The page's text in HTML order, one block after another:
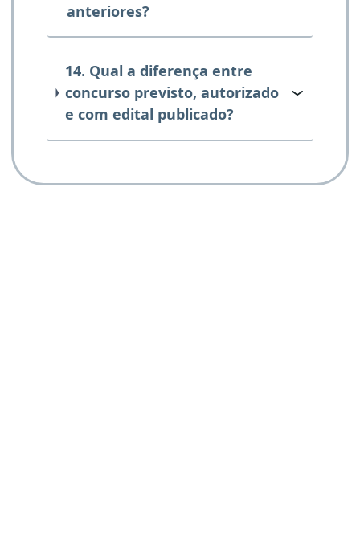
anteriores?
14. Qual a diferença entre
concurso previsto, autorizado
e com edital publicado?